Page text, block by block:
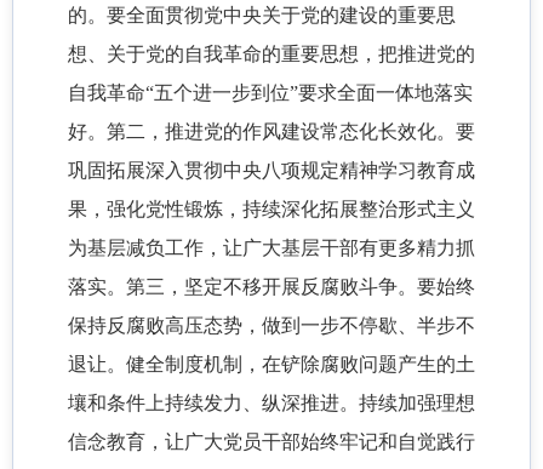
的。要全面贯彻党中央关于党的建设的重要思
想、关于党的自我革命的重要思想，把推进党的
自我革命“五个进一步到位”要求全面一体地落实
好。第二，推进党的作风建设常态化长效化。要
巩固拓展深入贯彻中央八项规定精神学习教育成
果，强化党性锻炼，持续深化拓展整治形式主义
为基层减负工作，让广大基层干部有更多精力抓
落实。第三，坚定不移开展反腐败斗争。要始终
保持反腐败高压态势，做到一步不停歇、半步不
退让。健全制度机制，在铲除腐败问题产生的土
壤和条件上持续发力、纵深推进。持续加强理想
信念教育，让广大党员干部始终牢记和自觉践行